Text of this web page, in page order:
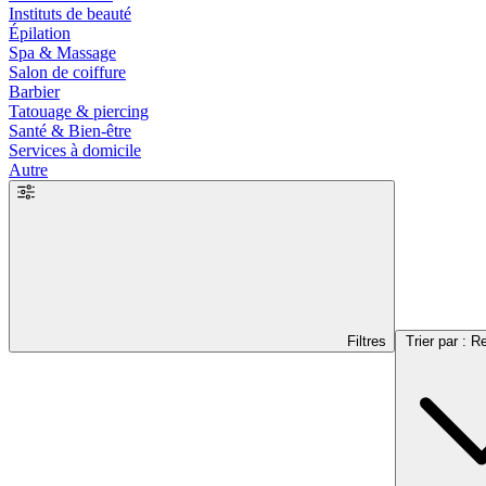
Instituts de beauté
Épilation
Spa & Massage
Salon de coiffure
Barbier
Tatouage & piercing
Santé & Bien-être
Services à domicile
Autre
Filtres